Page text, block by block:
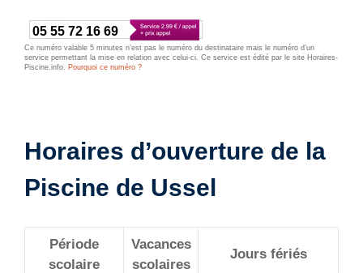
05 55 72 16 69
Ce numéro valable 5 minutes n’est pas le numéro du destinataire mais le numéro d’un
service permettant la mise en relation avec celui-ci. Ce service est édité par le site Horaires-
Piscine.info. Pourquoi ce numéro ?
Horaires d’ouverture de la
Piscine de Ussel
Période
scolaire
Vacances
scolaires
Jours fériés